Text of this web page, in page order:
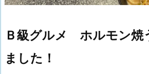
Ｂ級グルメ ホルモン焼
ました！